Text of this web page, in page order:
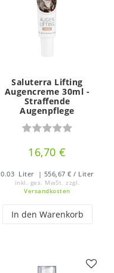
Saluterra Lifting
Augencreme 30ml -
Straffende
Augenpflege
16,70 €
0.03 Liter | 556,67 € / Liter
inkl. ges. MwSt. zzgl.
Versandkosten
In den Warenkorb